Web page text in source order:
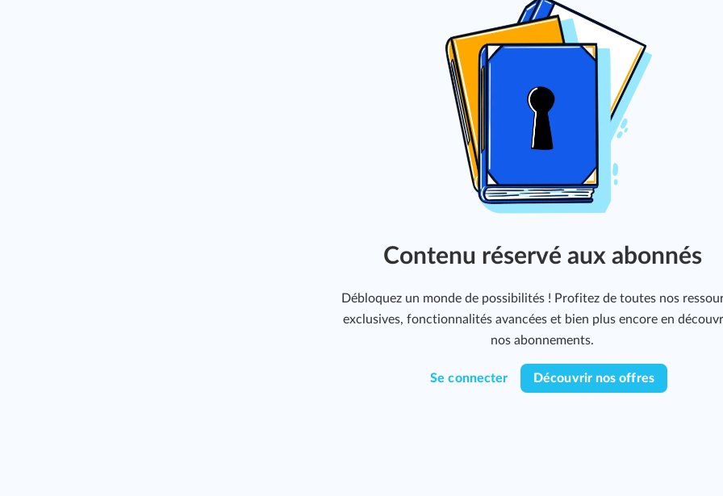
Contenu réservé aux abonnés
Débloquez un monde de possibilités ! Profitez de toutes nos
exclusives, fonctionnalités avancées et bien plus encore en
nos abonnements.
Se connecter Découvrir nos offres